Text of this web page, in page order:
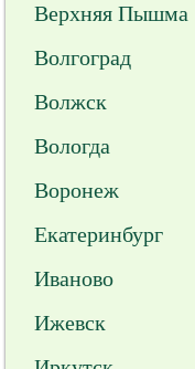
Верхняя Пышма
Волгоград
Волжск
Вологда
Воронеж
Екатеринбург
Иваново
Ижевск